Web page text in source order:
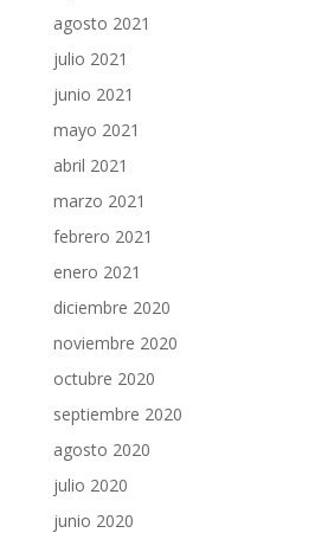
agosto 2021
julio 2021
junio 2021
mayo 2021
abril 2021
marzo 2021
febrero 2021
enero 2021
diciembre 2020
noviembre 2020
octubre 2020
septiembre 2020
agosto 2020
julio 2020
junio 2020